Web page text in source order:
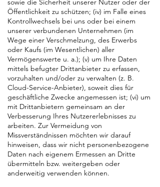
sowie die Sicherheit unserer Nutzer oder der
Öffentlichkeit zu schützen; (iv) im Falle eines
Kontrollwechsels bei uns oder bei einem
unserer verbundenen Unternehmen (im
Wege einer Verschmelzung, des Erwerbs
oder Kaufs (im Wesentlichen) aller
Vermögenswerte u. a.); (v) um Ihre Daten
mittels befugter Drittanbieter zu erfassen,
vorzuhalten und/oder zu verwalten (z. B.
Cloud-Service-Anbieter), soweit dies für
geschäftliche Zwecke angemessen ist; (vi) um
mit Drittanbietern gemeinsam an der
Verbesserung Ihres Nutzererlebnisses zu
arbeiten. Zur Vermeidung von
Missverständnissen möchten wir darauf
hinweisen, dass wir nicht personenbezogene
Daten nach eigenem Ermessen an Dritte
übermitteln bzw. weitergeben oder
anderweitig verwenden können.